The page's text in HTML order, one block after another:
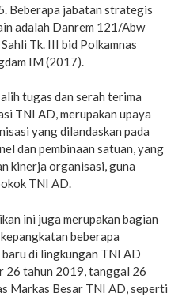
Beberapa jabatan strategis
adalah Danrem 121/Abw
Tk. III bid Polkamnas
IM (2017).
tugas dan serah terima
TNI AD, merupakan upaya
yang dilandaskan pada
dan pembinaan satuan, yang
kinerja organisasi, guna
TNI AD.
ini juga merupakan bagian
beberapa
di lingkungan TNI AD
26 tahun 2019, tanggal 26
Markas Besar TNI AD, seperti